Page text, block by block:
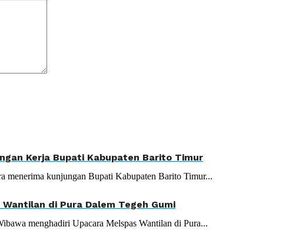
Kerja Bupati Kabupaten Barito Timur
menerima kunjungan Bupati Kabupaten Barito Timur...
di Pura Dalem Tegeh Gumi
menghadiri Upacara Melspas Wantilan di Pura...